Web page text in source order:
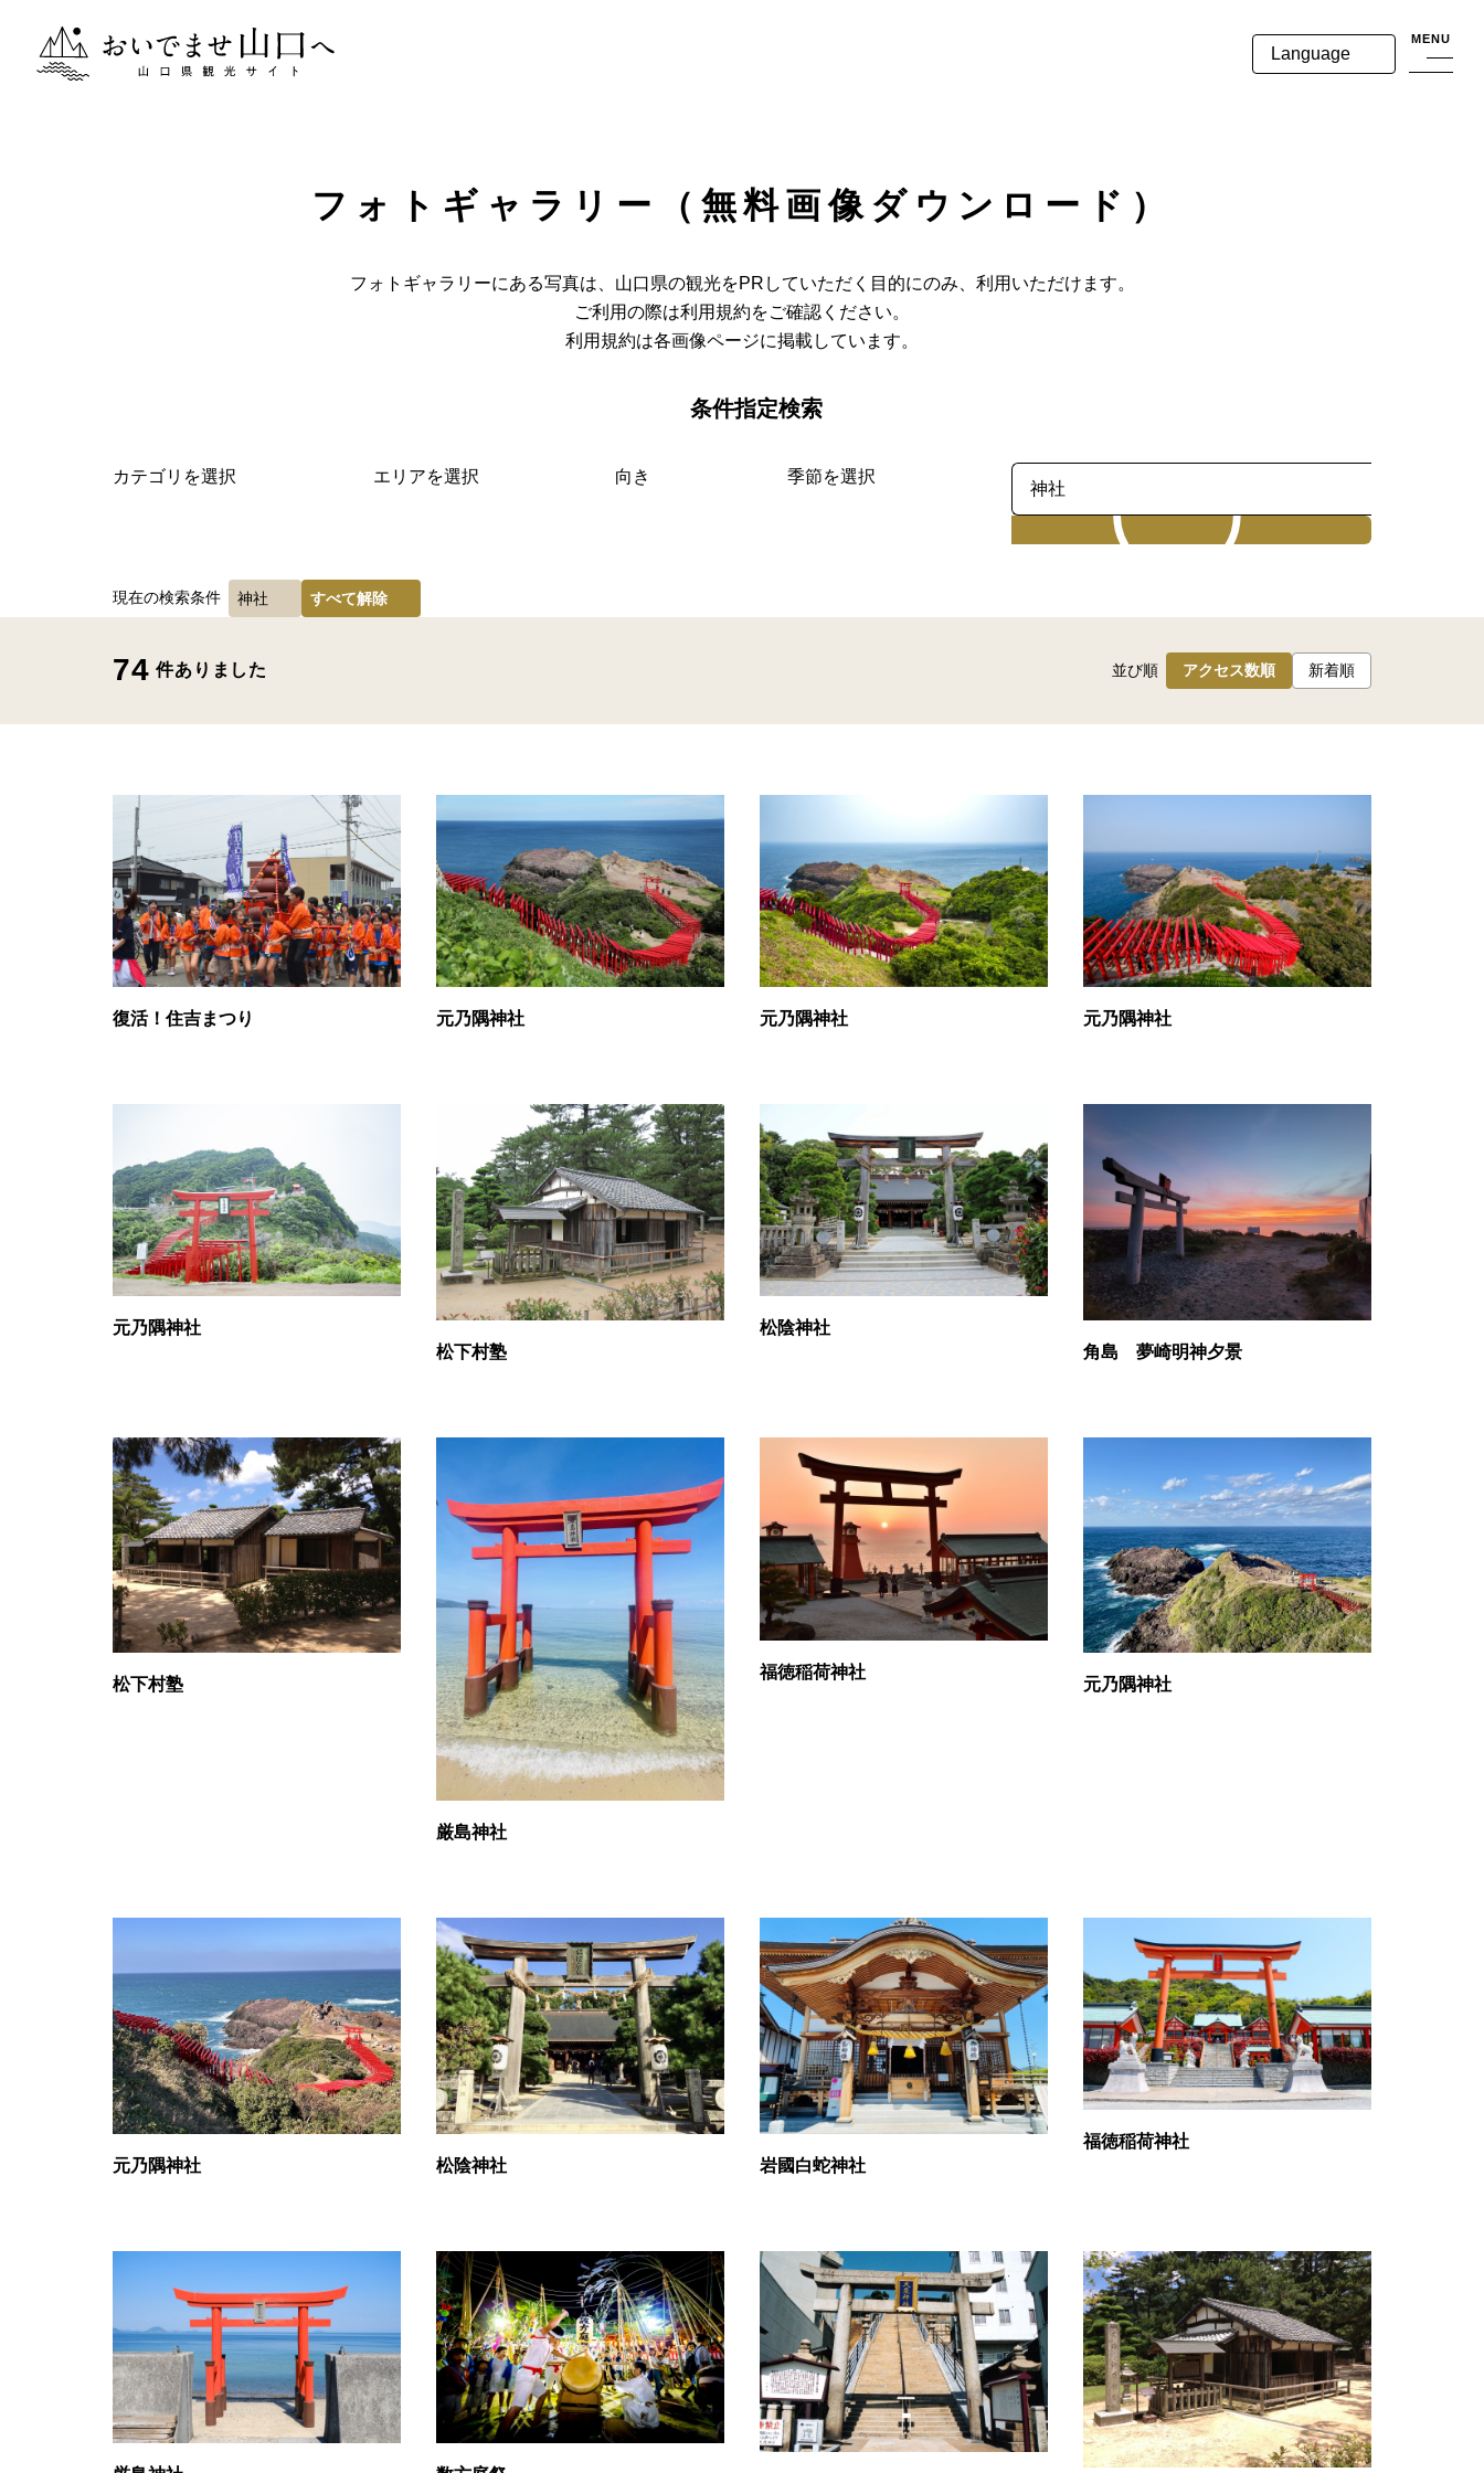
おいでませ山口へー山口県観光サイト MENU
Language
フォトギャラリー（無料画像ダウンロード）
フォトギャラリーにある写真は、山口県の観光をPRしていただく目的にのみ、利用いただけます。
ご利用の際は利用規約をご確認ください。
利用規約は各画像ページに掲載しています。
条件指定検索
カテゴリを選択 エリアを選択 向き 季節を選択
現在の検索条件 神社 すべて解除
74 件ありました 並び順 アクセス数順 新着順
復活！住吉まつり 元乃隅神社 元乃隅神社 元乃隅神社
元乃隅神社
松下村塾
松陰神社
角島 夢崎明神夕景
松下村塾
厳島神社
福徳稲荷神社
元乃隅神社
元乃隅神社 松陰神社 岩國白蛇神社
福徳稲荷神社